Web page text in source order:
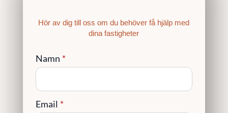
Hör av dig till oss om du behöver få hjälp med
dina fastigheter
Namn *
Email *